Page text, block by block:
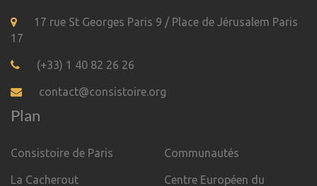
17 rue St Georges Paris 9 / Place de Jérusalem Paris
17
(+33) 1 40 82 26 26
contact@consistoire.org
Plan
Consistoire de Paris
La Cacherout
Communautés
Centre Européen du